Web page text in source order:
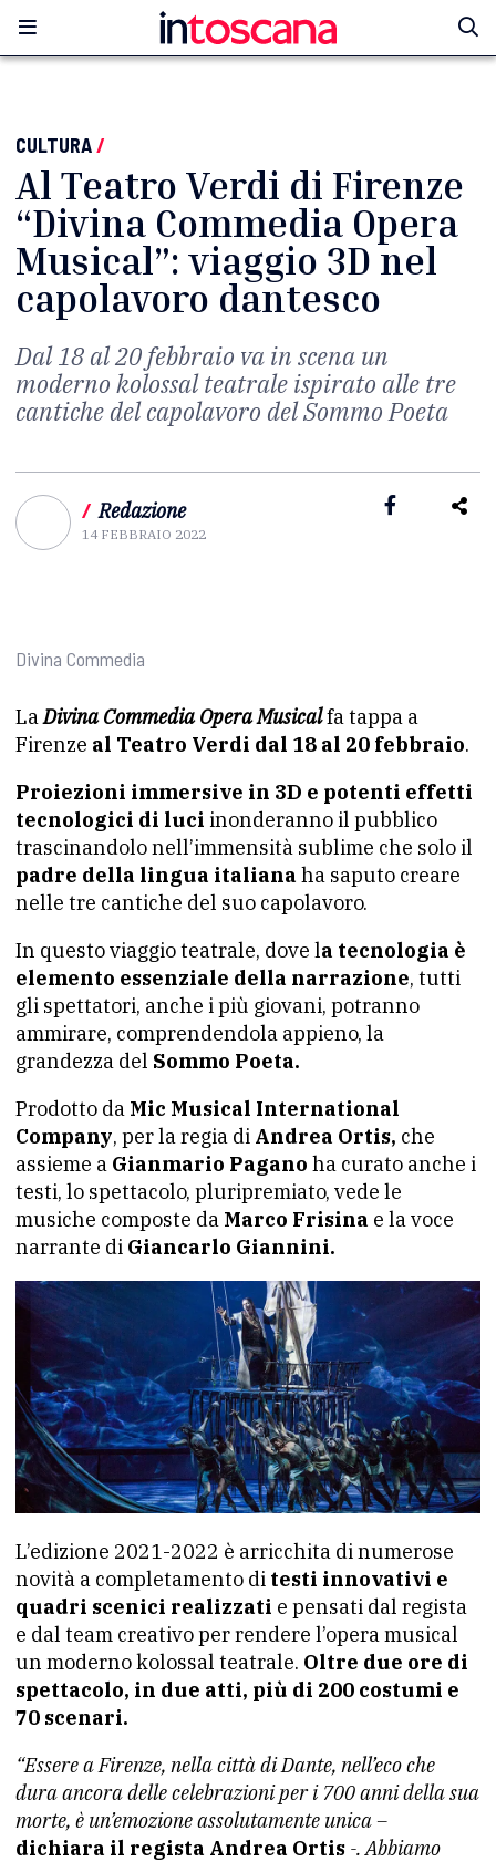
CULTURA/
Al Teatro Verdi di Firenze
“Divina Commedia Opera
Musical”: viaggio 3D nel
capolavoro dantesco
Dal 18 al 20 febbraio va in scena un
moderno kolossal teatrale ispirato alle tre
cantiche del capolavoro del Sommo Poeta
/ Redazione
14 FEBBRAIO 2022
Divina Commedia
LaDivina Commedia Opera Musicalfa tappa a
Firenze al Teatro Verdi dal 18 al 20 febbraio.
Proiezioni immersive in 3D e potenti effetti
tecnologici di luci inonderanno il pubblico
trascinandolo nell’immensità sublime che solo il
padre della lingua italiana ha saputo creare
nelle tre cantiche del suo capolavoro.
In questo viaggio teatrale, dove la tecnologia è
elemento essenziale della narrazione, tutti
gli spettatori, anche i più giovani, potranno
ammirare, comprendendola appieno, la
grandezza del Sommo Poeta.
Prodotto da Mic Musical International
Company, per la regia di Andrea Ortis, che
assieme a Gianmario Pagano ha curato anche i
testi, lo spettacolo, pluripremiato, vede le
musiche composte da Marco Frisina e la voce
narrante di Giancarlo Giannini.
L’edizione 2021-2022 è arricchita di numerose
novità a completamento di testi innovativi e
quadri scenici realizzati e pensati dal regista
e dal team creativo per rendere l’opera musical
un moderno kolossal teatrale. Oltre due ore di
spettacolo, in due atti, più di 200 costumi e
70 scenari.
“Essere a Firenze, nella città di Dante, nell’eco che
dura ancora delle celebrazioni per i 700 anni della sua
morte, è un’emozione assolutamente unica –
dichiara il regista Andrea Ortis -. Abbiamo